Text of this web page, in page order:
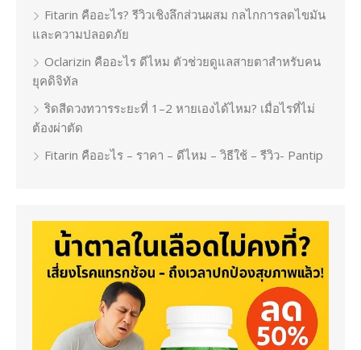
Fitarin คืออะไร? รีวิวเชิงลึกส่วนผสม กลไกการลดไขมัน
และความปลอดภัย
Oclarizin คืออะไร ดีไหม ตัวช่วยดูแลสายตาสำหรับคน
ยุคดิจิทัล
ริดสีดวงทวารระยะที่ 1–2 หายเองได้ไหม? เมื่อไรที่ไม่
ต้องผ่าตัด
Fitarin คืออะไร – ราคา – ดีไหม – วิธีใช้ – รีวิว- Pantip